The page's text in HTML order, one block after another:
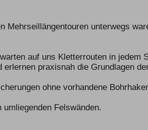
unterwegs
auf uns Kletterrouten in jedem
praxisnah die Grundlagen
ohne vorhandene
Felswänden.